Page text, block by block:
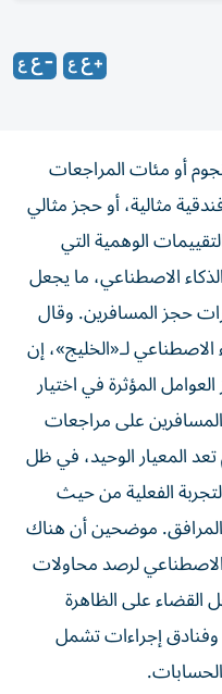
أو مئات المراجعات
مثالية، أو حجز مثالي
الوهمية التي
الاصطناعي، ما يجعل
حجز المسافرين. وقال
لـ«الخليج»، إن
المؤثرة في اختيار
يطّلع نحو 80% من المسافرين على مراجعات
المعيار الوحيد، في ظل
الفعلية من حيث
موضحين أن هناك
الاصطناعي لرصد محاولات
القضاء على الظاهرة
إجراءات تشمل